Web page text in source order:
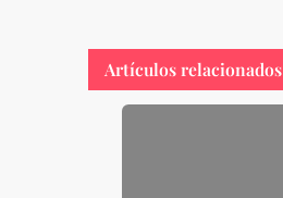
Artículos relacionados